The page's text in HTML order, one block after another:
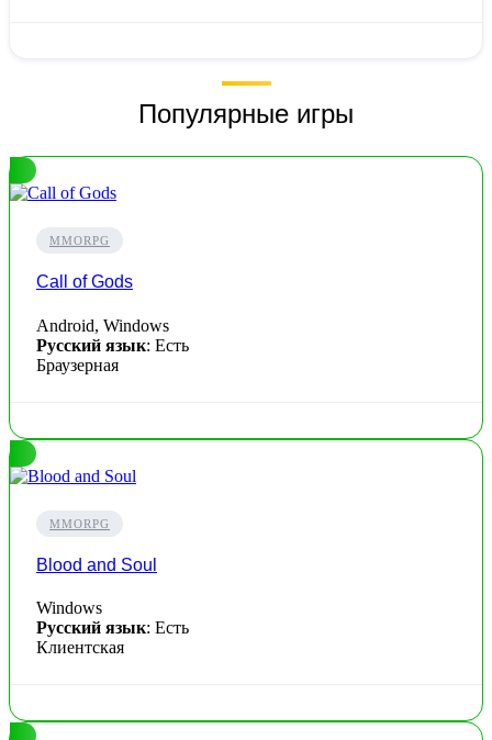
Популярные игры
MMORPG
Call of Gods
Android, Windows
Русский язык: Есть
Браузерная
MMORPG
Blood and Soul
Windows
Русский язык: Есть
Клиентская